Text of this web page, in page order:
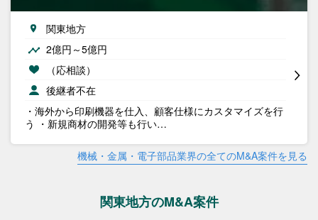
関東地方
2億円～5億円
（応相談）
後継者不在
・海外から印刷機器を仕入、顧客仕様にカスタマイズを行
う ・新規商材の開発等も行い…
機械・金属・電子部品業界の全てのM&A案件を見る
関東地方のM&A案件